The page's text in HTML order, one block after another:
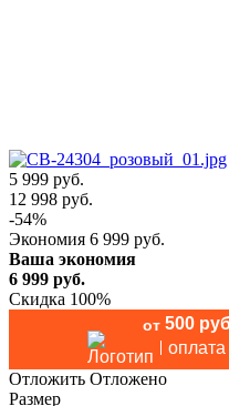
5 999 руб.
12 998 руб.
-54%
Экономия 6 999 руб.
Ваша экономия
6 999 руб.
Скидка 100%
от 500
Отложить Отложено
Размер